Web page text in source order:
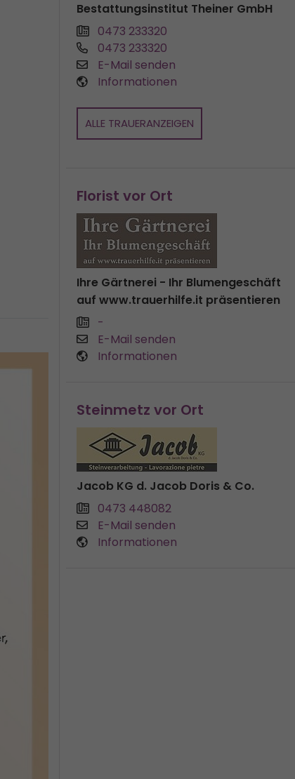
Bestattungsinstitut Theiner GmbH
0473 233320
0473 233320
E-Mail senden
Informationen
ALLE TRAUERANZEIGEN
Florist vor Ort
Ihre Gärtnerei - Ihr Blumengeschäft
auf www.trauerhilfe.it präsentieren
-
E-Mail senden
Informationen
Steinmetz vor Ort
Jacob KG d. Jacob Doris & Co.
0473 448082
E-Mail senden
Informationen